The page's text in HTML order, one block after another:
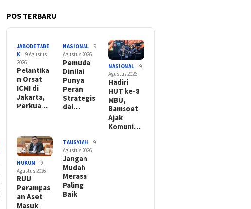
POS TERBARU
JABODETABE
K
9 Agustus
2026
Pelantika
n Orsat
ICMI di
Jakarta,
Perkua…
NASIONAL
9
Agustus 2026
Pemuda
Dinilai
Punya
Peran
Strategis
dal…
NASIONAL
9
Agustus 2026
Hadiri
HUT ke-8
MBU,
Bamsoet
Ajak
Komuni…
HUKUM
9
Agustus 2026
RUU
Perampas
an Aset
Masuk
TAUSYIAH
9
Agustus 2026
Jangan
Mudah
Merasa
Paling
Baik